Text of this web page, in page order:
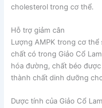
cholesterol trong cơ thể.
Hỗ trợ giảm cân
Lượng AMPK trong cơ
chất có trong Giảo Cổ
hóa đường, chất béo
thành chất dinh dưỡng
Dược tính của Giảo Cổ